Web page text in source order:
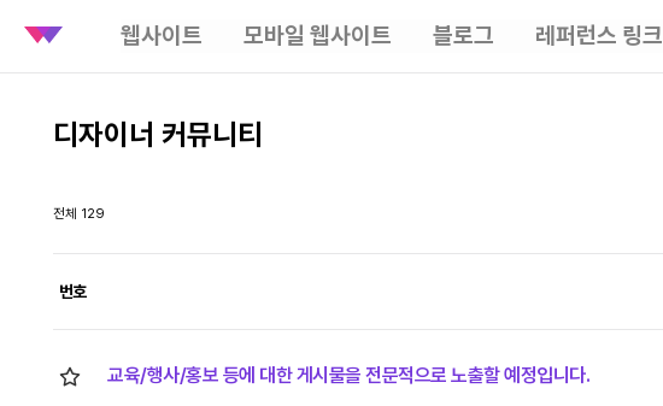
웹사이트 모바일 웹사이트 블로그 레퍼런스 링크
디자이너 커뮤니티
전체 129
번호
교육/행사/홍보 등에 대한 게시물을 전문적으로 노출할 예정입니다.